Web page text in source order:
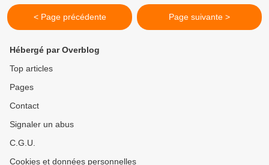
< Page précédente Page suivante >
Hébergé par Overblog
Top articles
Pages
Contact
Signaler un abus
C.G.U.
Cookies et données personnelles